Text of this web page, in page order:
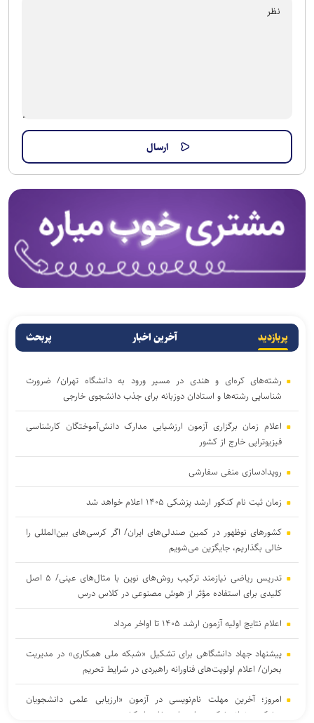
پربازدید آخرین اخبار پربحث
رشته‌های کره‌ای و هندی در مسیر ورود به دانشگاه تهران/ ضرورت
شناسایی رشته‌ها و استادان دوزبانه برای جذب دانشجوی خارجی
اعلام زمان برگزاری آزمون ارزشیابی مدارک دانش‌آموختگان کارشناسی
فیزیوتراپی خارج از کشور
رویدادسازی منفی سفارشی
زمان ثبت نام کنکور ارشد پزشکی ۱۴۰۵ اعلام خواهد شد
کشورهای نوظهور در کمین صندلی‌های ایران/ اگر کرسی‌های بین‌المللی را
خالی بگذاریم، جایگزین می‌شویم
تدریس ریاضی نیازمند ترکیب روش‌های نوین با مثال‌های عینی/ ۵ اصل
کلیدی برای استفاده مؤثر از هوش مصنوعی در کلاس درس
اعلام نتایج اولیه آزمون ارشد ۱۴۰۵ تا اواخر مرداد
پیشنهاد جهاد دانشگاهی برای تشکیل «شبکه ملی همکاری» در مدیریت
بحران/ اعلام اولویت‌های فناورانه راهبردی در شرایط تحریم
امروز؛ آخرین مهلت نام‌نویسی در آزمون «ارزیابی علمی دانشجویان
پزشکی، دندانپزشکی و داروسازی خارج از کشور»